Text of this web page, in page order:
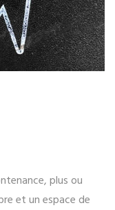
plus ou
et un espace de